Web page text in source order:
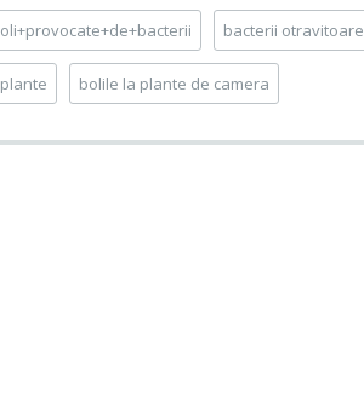
bacterii otravitoare
bolile la plante de camera